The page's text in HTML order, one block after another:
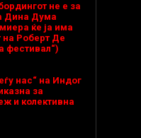
не е за
Дина Дума
ќе ја има
на Роберт Де
фестивал“)
нас“ на Индог
за
и колективна